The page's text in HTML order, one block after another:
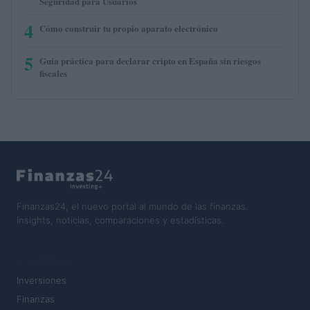
4 Cómo construir tu propio aparato electrónico
5 Guía práctica para declarar cripto en España sin riesgos
fiscales
Finanzas24, el nuevo portal al mundo de las finanzas.
Insights, noticias, comparaciones y estadísticas.
Inversiones
Finanzas